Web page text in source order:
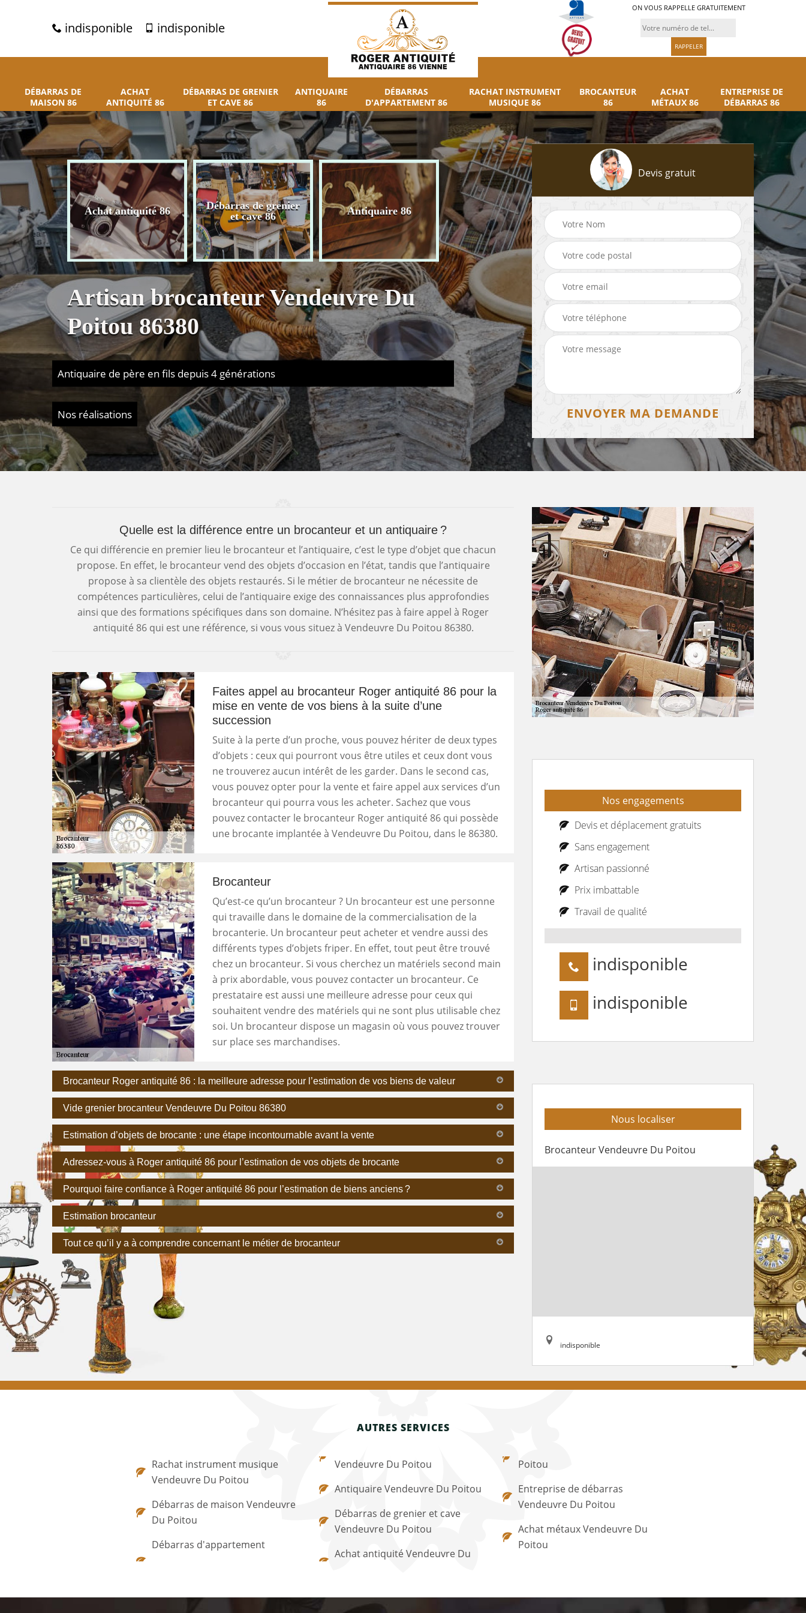
indisponible indisponible
ON VOUS RAPPELLE GRATUITEMENT
DÉBARRAS DE
MAISON 86
ACHAT
ANTIQUITÉ 86
DÉBARRAS DE GRENIER
ET CAVE 86
ANTIQUAIRE
86
DÉBARRAS
D'APPARTEMENT 86
RACHAT INSTRUMENT
MUSIQUE 86
BROCANTEUR
86
ACHAT
MÉTAUX 86
ENTREPRISE DE
DÉBARRAS 86
maison
Achat antiquité 86
Débarras de grenier
et cave 86
Antiquaire 86
Débarras
d'appartement 86
Brocanteur 86
Artisan brocanteur Vendeuvre Du
Poitou 86380
Antiquaire de père en fils depuis 4 générations
Nos réalisations
Devis gratuit
Quelle est la différence entre un brocanteur et un antiquaire ?
Ce qui différencie en premier lieu le brocanteur et l’antiquaire, c’est le type d’objet que chacun
propose. En effet, le brocanteur vend des objets d’occasion en l’état, tandis que l’antiquaire
propose à sa clientèle des objets restaurés. Si le métier de brocanteur ne nécessite de
compétences particulières, celui de l’antiquaire exige des connaissances plus approfondies
ainsi que des formations spécifiques dans son domaine. N’hésitez pas à faire appel à Roger
antiquité 86 qui est une référence, si vous vous situez à Vendeuvre Du Poitou 86380.
Faites appel au brocanteur Roger antiquité 86 pour la
mise en vente de vos biens à la suite d’une
succession
Suite à la perte d’un proche, vous pouvez hériter de deux types
d’objets : ceux qui pourront vous être utiles et ceux dont vous
ne trouverez aucun intérêt de les garder. Dans le second cas,
vous pouvez opter pour la vente et faire appel aux services d’un
brocanteur qui pourra vous les acheter. Sachez que vous
pouvez contacter le brocanteur Roger antiquité 86 qui possède
une brocante implantée à Vendeuvre Du Poitou, dans le 86380.
Brocanteur
Qu’est-ce qu’un brocanteur ? Un brocanteur est une personne
qui travaille dans le domaine de la commercialisation de la
brocanterie. Un brocanteur peut acheter et vendre aussi des
différents types d’objets friper. En effet, tout peut être trouvé
chez un brocanteur. Si vous cherchez un matériels second main
à prix abordable, vous pouvez contacter un brocanteur. Ce
prestataire est aussi une meilleure adresse pour ceux qui
souhaitent vendre des matériels qui ne sont plus utilisable chez
soi. Un brocanteur dispose un magasin où vous pouvez trouver
sur place ses marchandises.
Brocanteur Roger antiquité 86 : la meilleure adresse pour l’estimation de vos biens de valeur
Vide grenier brocanteur Vendeuvre Du Poitou 86380
Estimation d’objets de brocante : une étape incontournable avant la vente
Adressez-vous à Roger antiquité 86 pour l’estimation de vos objets de brocante
Pourquoi faire confiance à Roger antiquité 86 pour l’estimation de biens anciens ?
Estimation brocanteur
Tout ce qu’il y a à comprendre concernant le métier de brocanteur
Nos engagements
Devis et déplacement gratuits
Sans engagement
Artisan passionné
Prix imbattable
Travail de qualité
indisponible
indisponible
Nous localiser
Brocanteur Vendeuvre Du Poitou
indisponible
AUTRES SERVICES
Rachat instrument musique
Vendeuvre Du Poitou
Débarras de maison Vendeuvre
Du Poitou
Débarras d'appartement
Vendeuvre Du Poitou
Antiquaire Vendeuvre Du Poitou
Débarras de grenier et cave
Vendeuvre Du Poitou
Achat antiquité Vendeuvre Du
Poitou
Entreprise de débarras
Vendeuvre Du Poitou
Achat métaux Vendeuvre Du
Poitou